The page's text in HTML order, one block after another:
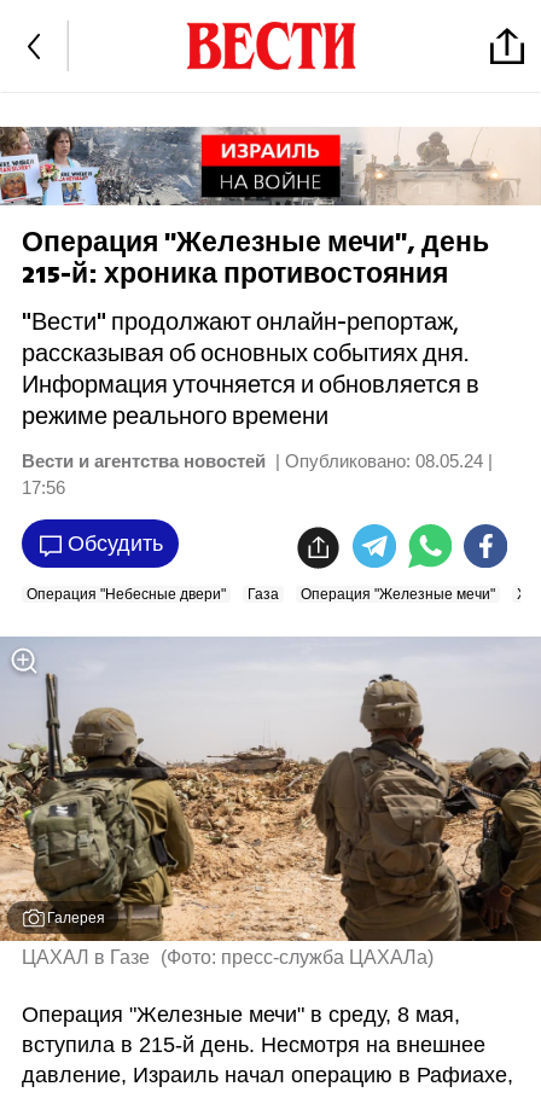
Операция "Железные мечи", день
215-й: хроника противостояния
"Вести" продолжают онлайн-репортаж,
рассказывая об основных событиях дня.
Информация уточняется и обновляется в
режиме реального времени
Вести и агентства новостей | Опубликовано: 08.05.24 |
17:56
Обсудить
Операция "Небесные двери" Газа Операция "Железные мечи"
Галерея
ЦАХАЛ в Газе (Фото: пресс-служба ЦАХАЛа)
Операция "Железные мечи" в среду, 8 мая,
вступила в 215-й день. Несмотря на внешнее
давление, Израиль начал операцию в Рафиахе,